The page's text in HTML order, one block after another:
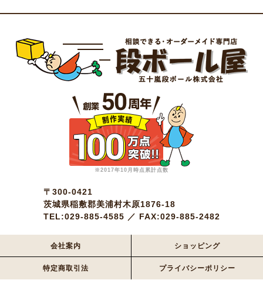
※2017年10月時点累計点数
〒300-0421
茨城県稲敷郡美浦村木原1876-18
TEL:029-885-4585 ／ FAX:029-885-2482
会社案内 ショッピング
特定商取引法 プライバシーポリシー